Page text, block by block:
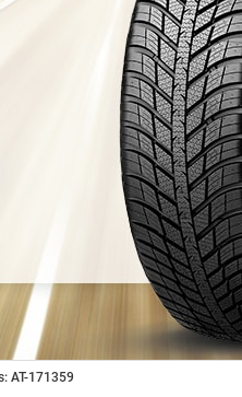
AT-171359